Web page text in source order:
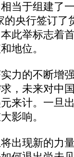
当于组建了
央行签订了
此举标志着
地位。
的不断增
，未来对中
来计。一旦
影响。
现新的力